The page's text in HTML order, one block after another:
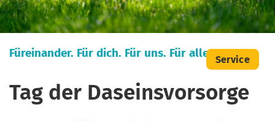
Service
Füreinander. Für dich. Für uns. Für alle.
Tag der Daseinsvorsorge